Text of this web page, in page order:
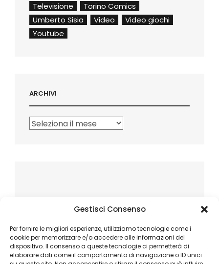
Gestisci Consenso
Per fornire le migliori esperienze, utilizziamo tecnologie come i
cookie per memorizzare e/o accedere alle informazioni del
dispositivo. Il consenso a queste tecnologie ci permetterà di
elaborare dati come il comportamento di navigazione o ID unici
Televisione
Torino Comics
Umberto Sisia
Video
Video giochi
Youtube
ARCHIVI
Archivi